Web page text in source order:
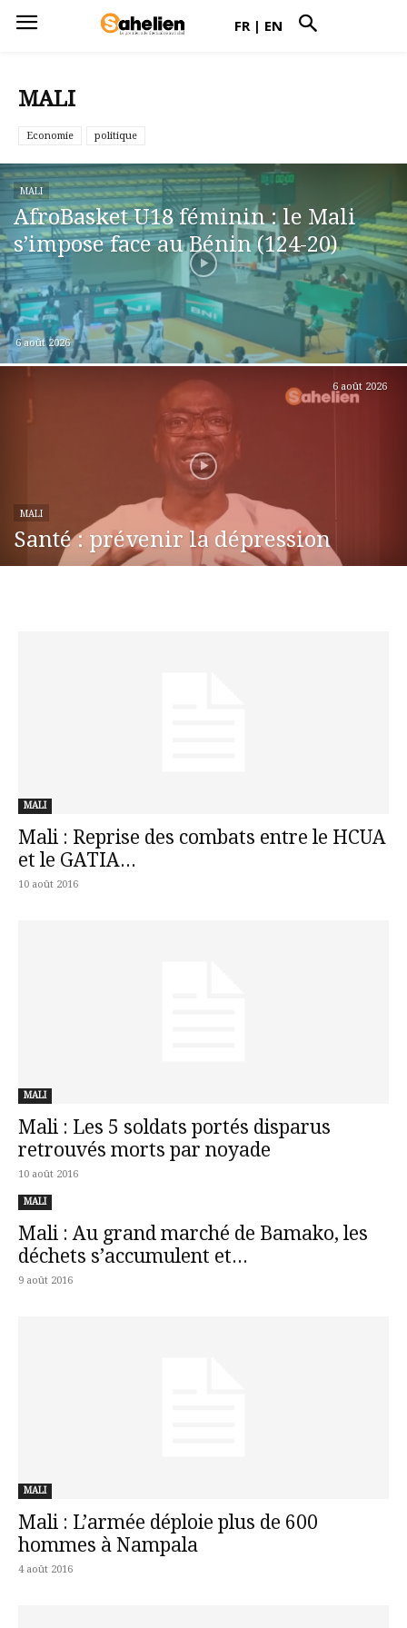
FR | EN
MALI
Economie politique
MALI
AfroBasket U18 féminin : le Mali
s’impose face au Bénin (124-20)
6 août 2026
MALI
Santé : prévenir la dépression
6 août 2026
MALI
Mali : Reprise des combats entre le HCUA
et le GATIA...
10 août 2016
MALI
Mali : Les 5 soldats portés disparus
retrouvés morts par noyade
10 août 2016
MALI
Mali : Au grand marché de Bamako, les
déchets s’accumulent et...
9 août 2016
MALI
Mali : L’armée déploie plus de 600
hommes à Nampala
4 août 2016